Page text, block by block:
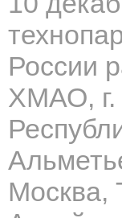
России
ХМАО, г.
Москва,